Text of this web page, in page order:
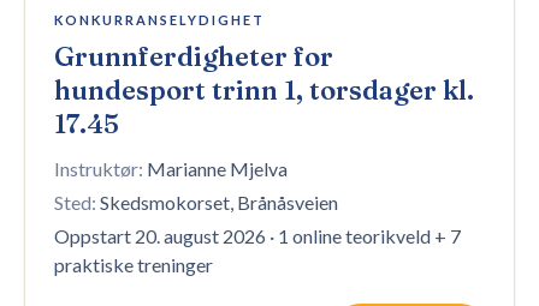
2 plasser igjen
KONKURRANSELYDIGHET
Grunnferdigheter for
hundesport trinn 1, torsdager kl.
17.45
Instruktør: Marianne Mjelva
Sted: Skedsmokorset, Brånåsveien
Oppstart 20. august 2026 · 1 online teorikveld + 7
praktiske treninger